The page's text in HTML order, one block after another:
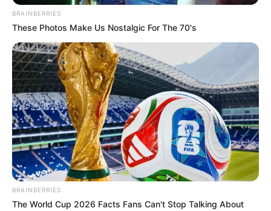
óta jó barátságot ápolnak a rapperrel.
BRAINBERRIES
These Photos Make Us Nostalgic For The 70's
BRAINBERRIES
The World Cup 2026 Facts Fans Can't Stop Talking About